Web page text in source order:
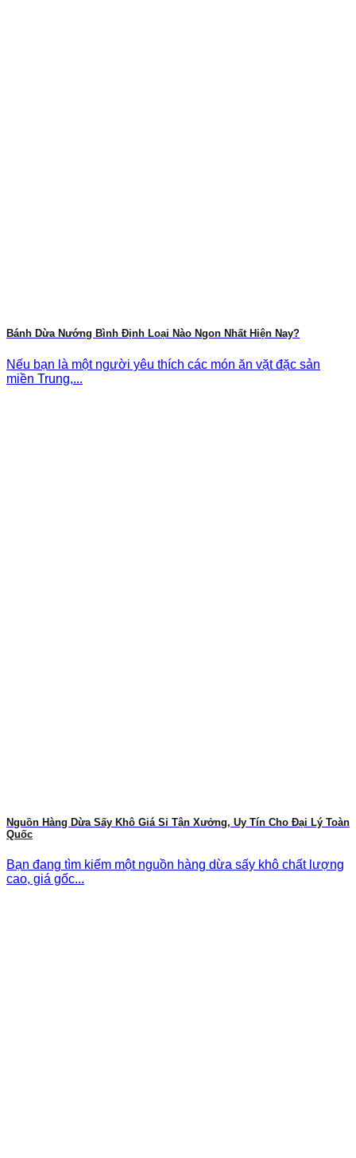
Bánh Dừa Nướng Bình Định Loại Nào Ngon Nhất Hiện Nay?
Nếu bạn là một người yêu thích các món ăn vặt đặc sản
miền Trung,...
Nguồn Hàng Dừa Sấy Khô Giá Sỉ Tận Xưởng, Uy Tín Cho Đại Lý Toàn
Quốc
Bạn đang tìm kiếm một nguồn hàng dừa sấy khô chất lượng
cao, giá gốc...